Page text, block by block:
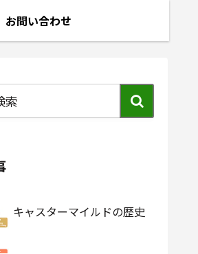
お問い合わせ
キャスターマイルドの歴史